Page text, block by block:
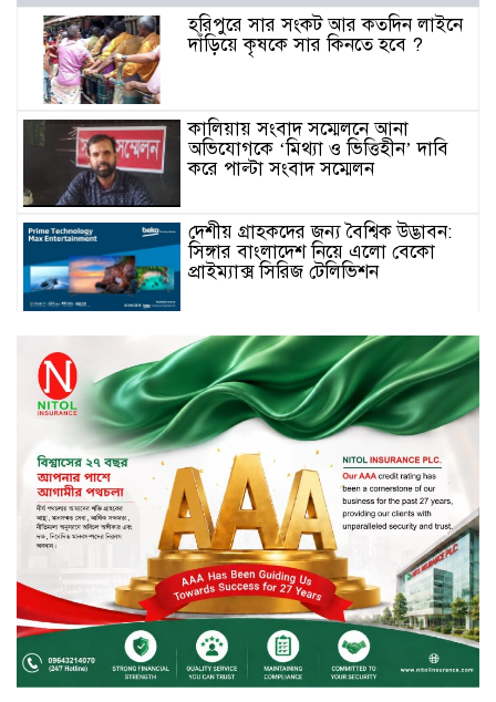
হরিপুরে সার সংকট আর কতদিন লাইনে
দাঁড়িয়ে কৃষকে সার কিনতে হবে ?
কালিয়ায় সংবাদ সম্মেলনে আনা
অভিযোগকে ‘মিথ্যা ও ভিত্তিহীন’ দাবি
করে পাল্টা সংবাদ সম্মেলন
দেশীয় গ্রাহকদের জন্য বৈশ্বিক উদ্ভাবন:
সিঙ্গার বাংলাদেশ নিয়ে এলো বেকো
প্রাইম্যাক্স সিরিজ টেলিভিশন
স্মার্টফোন ডিসপ্লেতে নতুন যুগ: ০ মিমি
বর্ডারলেস কনসেপ্ট আনল টেকনো
মাধবপুরে সিএনজি ও ট্রাকের মুখোমুখি
সংঘর্ষে নিহত দুই জন
ইসলামী ব্যাংকের শরী’আহ
সুপারভাইজরি কমিটির সভা অনুষ্ঠিত
বর্ষায় মানুষের পাশে বাংলালিংক; ১০
সিটি করপোরেশনে ১২ হাজারের বেশি
রেইনকোট বিতরণ